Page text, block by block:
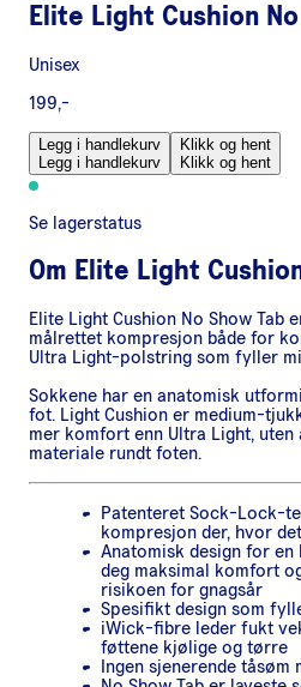
Elite Light Cushion
Unisex
199,-
Legg i handlekurv
Legg i handlekurv
Klikk og hent
Klikk og hent
Se lagerstatus
Om Elite Light
Elite Light Cushion No Show Tab
målrettet kompresjon både for
Ultra Light-polstring som fyller
Sokkene har en anatomisk
fot. Light Cushion er medium-
mer komfort enn Ultra Light,
materiale rundt foten.
Patenteret Sock-Lock-
kompresjon der, hvor
Anatomisk design for
deg maksimal komfort
risikoen for gnagsår
Spesifikt design som
iWick-fibre leder fukt
føttene kjølige og tørre
Ingen sjenerende tåsøm